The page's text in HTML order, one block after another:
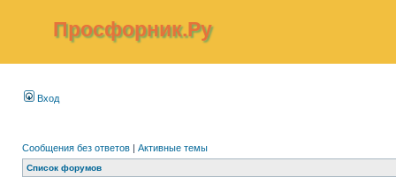
Просфорник.Ру
Вход
Сообщения без ответов | Активные темы
Список форумов